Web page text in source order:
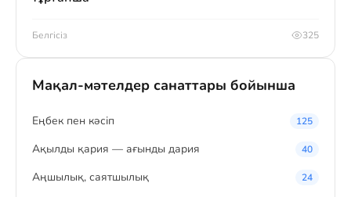
Белгісіз 325
Мақал-мәтелдер санаттары бойынша
Eңбек пен кәсіп 125
Ақылды қария — ағынды дария 40
Аңшылық, саятшылық 24